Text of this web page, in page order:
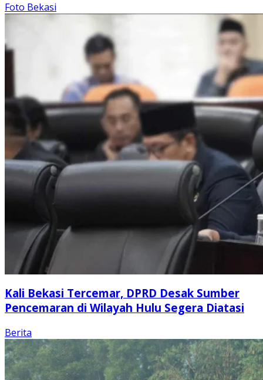
Foto Bekasi
Kali Bekasi Tercemar, DPRD Desak Sumber
Pencemaran di Wilayah Hulu Segera Diatasi
Berita